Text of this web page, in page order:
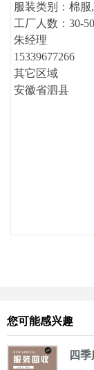
服装类别：棉
工厂人数：30-
朱经理
15339677266
其它区域
安徽省泗县
您可能感兴趣
四